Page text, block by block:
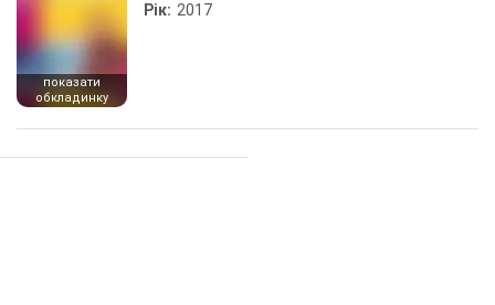
показати
обкладинку
Рік: 2017